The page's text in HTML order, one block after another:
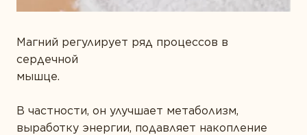
Магний регулирует ряд процессов в
сердечной
В частности, он улучшает метаболизм,
выработку энергии, подавляет накопление